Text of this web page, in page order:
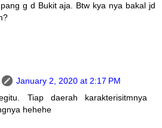
g d Bukit aja. Btw kya nya bakal jd
January 2, 2020 at 2:17 PM
Tiap daerah karakterisitmnya
hehehe